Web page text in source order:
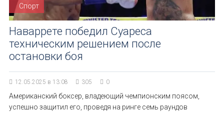
Спорт
Наваррете победил Суареса
техническим решением после
остановки боя
12.05.2025 в 13:08 305 0
Американский боксер, владеющий чемпионским поясом,
успешно защитил его, проведя на ринге семь раундов